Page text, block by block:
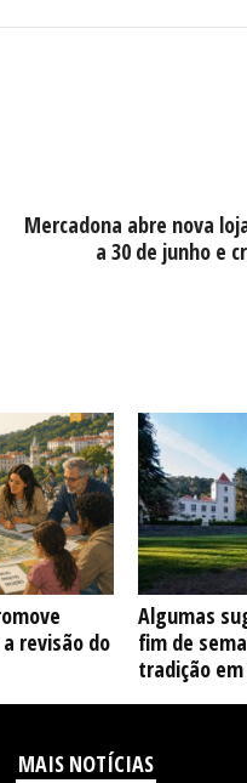
Mercadona abre nova
a 30 de junho e
revisão do
Algumas
fim de
tradição
MAIS NOTÍCIAS